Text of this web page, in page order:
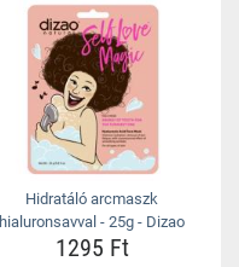
Hidratáló arcmaszk
hialuronsavval - 25g - Dizao
1295 Ft